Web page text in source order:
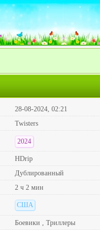
28-08-2024, 02:21
Twisters
2024
HDrip
Дублированный
2 ч 2 мин
США
Боевики , Триллеры